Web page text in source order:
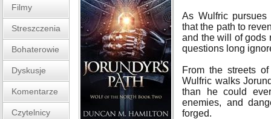
Filmy
Streszczenia
Bohaterowie
Dyskusje
Komentarze
Czytelnicy
As Wulfric
that the path to
and the will of gods
questions long
From the streets
Wulfric walks
than he could
enemies, and
forged.